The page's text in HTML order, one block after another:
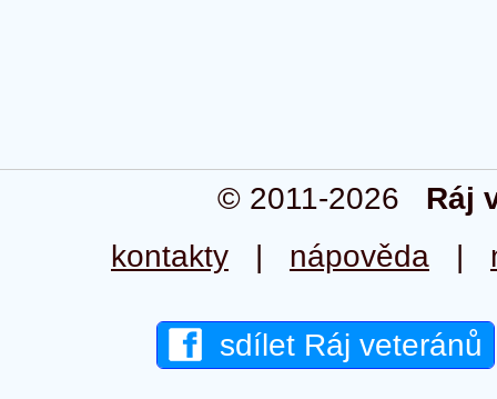
© 2011-2026 Ráj
kontakty | nápověda |
sdílet Ráj veteránů